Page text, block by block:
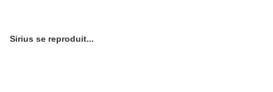
Sirius se reproduit...